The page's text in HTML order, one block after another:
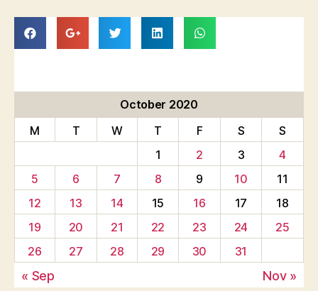
October 2020
M
T W T F S
S
1
2 3
4
5
6 7 8 9 10
11
12
13 14 15 16 17
18
19
20 21 22 23 24
25
26
27 28 29 30 31
« Sep Nov »